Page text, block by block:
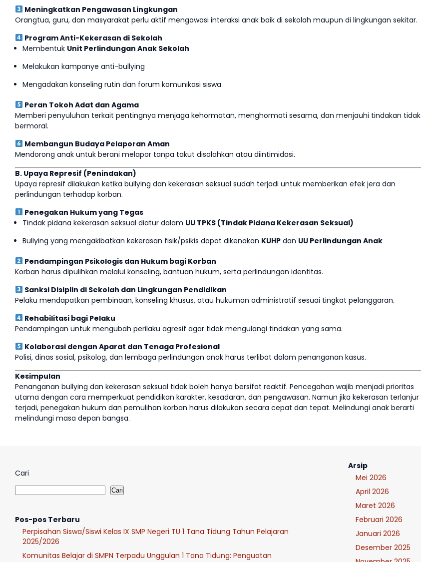
Meningkatkan Pengawasan Lingkungan
Orangtua, guru, dan masyarakat perlu aktif mengawasi interaksi anak baik di sekolah maupun di lingkungan sekitar.
Program Anti-Kekerasan di Sekolah
Membentuk Unit Perlindungan Anak Sekolah
Melakukan kampanye anti-bullying
Mengadakan konseling rutin dan forum komunikasi siswa
Peran Tokoh Adat dan Agama
Memberi penyuluhan terkait pentingnya menjaga kehormatan, menghormati sesama, dan menjauhi tindakan tidak
bermoral.
Membangun Budaya Pelaporan Aman
Mendorong anak untuk berani melapor tanpa takut disalahkan atau diintimidasi.
B. Upaya Represif (Penindakan)
Upaya represif dilakukan ketika bullying dan kekerasan seksual sudah terjadi untuk memberikan efek jera dan
perlindungan terhadap korban.
Penegakan Hukum yang Tegas
Tindak pidana kekerasan seksual diatur dalam UU TPKS (Tindak Pidana Kekerasan Seksual)
Bullying yang mengakibatkan kekerasan fisik/psikis dapat dikenakan KUHP dan UU Perlindungan Anak
Pendampingan Psikologis dan Hukum bagi Korban
Korban harus dipulihkan melalui konseling, bantuan hukum, serta perlindungan identitas.
Sanksi Disiplin di Sekolah dan Lingkungan Pendidikan
Pelaku mendapatkan pembinaan, konseling khusus, atau hukuman administratif sesuai tingkat pelanggaran.
Rehabilitasi bagi Pelaku
Pendampingan untuk mengubah perilaku agresif agar tidak mengulangi tindakan yang sama.
Kolaborasi dengan Aparat dan Tenaga Profesional
Polisi, dinas sosial, psikolog, dan lembaga perlindungan anak harus terlibat dalam penanganan kasus.
Kesimpulan
Penanganan bullying dan kekerasan seksual tidak boleh hanya bersifat reaktif. Pencegahan wajib menjadi prioritas
utama dengan cara memperkuat pendidikan karakter, kesadaran, dan pengawasan. Namun jika kekerasan terlanjur
terjadi, penegakan hukum dan pemulihan korban harus dilakukan secara cepat dan tepat. Melindungi anak berarti
melindungi masa depan bangsa.
Cari
Cari
Pos-pos Terbaru
Perpisahan Siswa/Siswi Kelas IX SMP Negeri TU 1 Tana Tidung Tahun Pelajaran
2025/2026
Komunitas Belajar di SMPN Terpadu Unggulan 1 Tana Tidung: Penguatan
Arsip
Mei 2026
April 2026
Maret 2026
Februari 2026
Januari 2026
Desember 2025